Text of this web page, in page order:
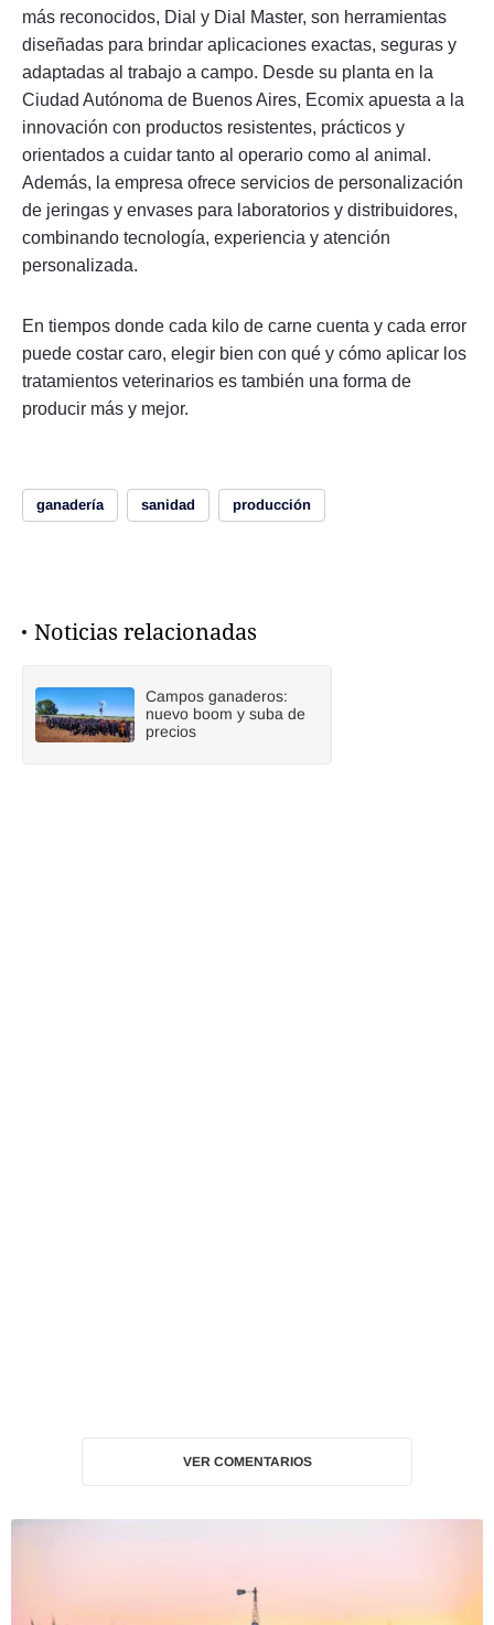
más reconocidos, Dial y Dial Master, son herramientas
diseñadas para brindar aplicaciones exactas, seguras y
adaptadas al trabajo a campo. Desde su planta en la
Ciudad Autónoma de Buenos Aires, Ecomix apuesta a la
innovación con productos resistentes, prácticos y
orientados a cuidar tanto al operario como al animal.
Además, la empresa ofrece servicios de personalización
de jeringas y envases para laboratorios y distribuidores,
combinando tecnología, experiencia y atención
personalizada.
En tiempos donde cada kilo de carne cuenta y cada error
puede costar caro, elegir bien con qué y cómo aplicar los
tratamientos veterinarios es también una forma de
producir más y mejor.
ganadería sanidad producción
Noticias relacionadas
Campos ganaderos:
nuevo boom y suba de
precios
VER COMENTARIOS